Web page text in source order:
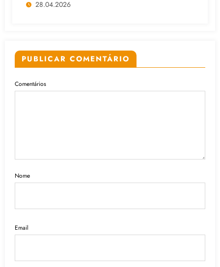
28.04.2026
PUBLICAR COMENTÁRIO
Comentários
Nome
Email